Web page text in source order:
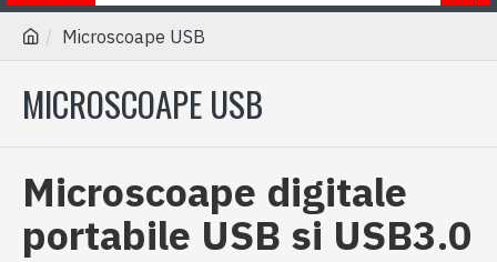
Microscoape USB
MICROSCOAPE USB
Microscoape digitale
portabile USB si USB3.0